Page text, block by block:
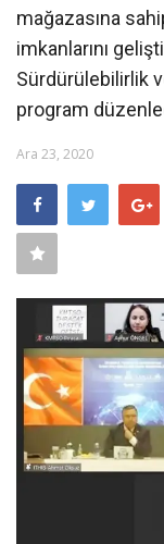
SPOR
İLETİŞİM
KÜLTÜR SANAT
SAĞLIK
FİRMA HABER
OTURUM AÇ
KAYIT
mağazasına
imkanlarını
Sürdürülebilirlik
program
Ara 23, 2020